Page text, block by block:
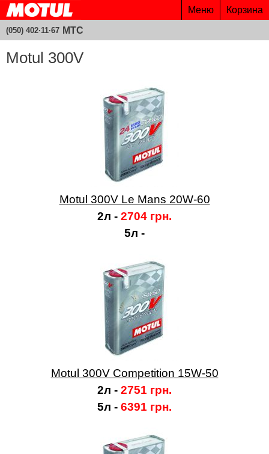
Motul 300V
Motul 300V Le Mans 20W-60
2л - 2704 грн.
5л -
Motul 300V Competition 15W-50
2л - 2751 грн.
5л - 6391 грн.
Меню Корзина
(050) 402·11·67 МТС